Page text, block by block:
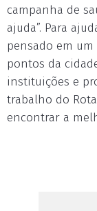
campanha de
ajuda”. Para
pensado em
pontos da
instituições e
trabalho do
encontrar a